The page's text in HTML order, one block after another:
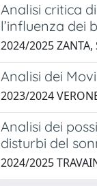
Analisi critica
l’influenza dei
2024/2025 ZANTA,
Analisi dei
2023/2024
Analisi dei
disturbi del
2024/2025